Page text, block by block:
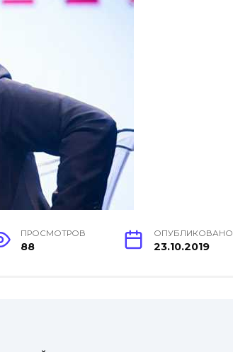
ПРОСМОТРОВ
88
ОПУБЛИКОВАНО
23.10.2019